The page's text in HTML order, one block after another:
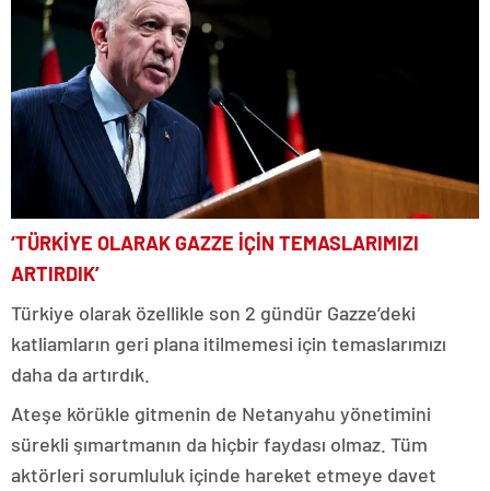
‘TÜRKİYE OLARAK GAZZE İÇİN TEMASLARIMIZI
ARTIRDIK’
Türkiye olarak özellikle son 2 gündür Gazze’deki
katliamların geri plana itilmemesi için temaslarımızı
daha da artırdık.
Ateşe körükle gitmenin de Netanyahu yönetimini
sürekli şımartmanın da hiçbir faydası olmaz. Tüm
aktörleri sorumluluk içinde hareket etmeye davet